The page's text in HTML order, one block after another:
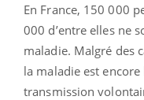
En France, 150 000
000 d’entre elles ne
maladie. Malgré des
la maladie est
transmission